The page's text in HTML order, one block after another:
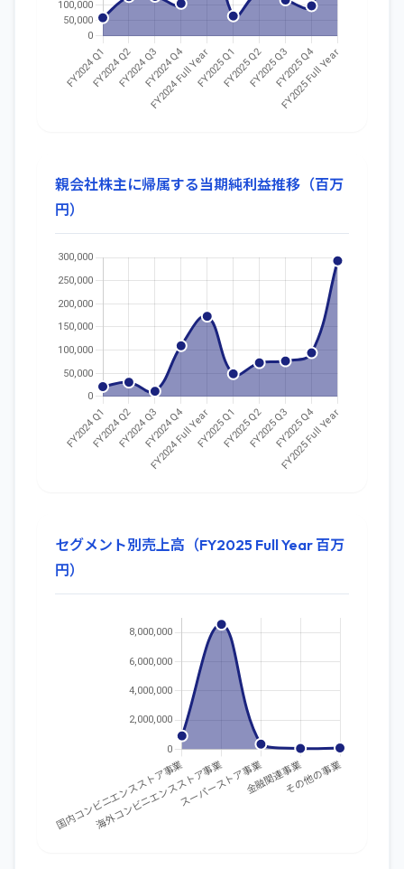
親会社株主に帰属する当期純利益推移（百万
円）
セグメント別売上高（FY2025 Full Year 百万
円）